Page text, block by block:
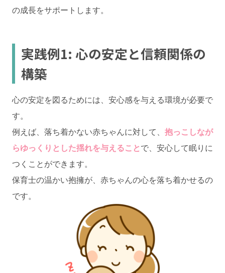
の成長をサポートします。
実践例1: 心の安定と信頼関係の
構築
心の安定を図るためには、安心感を与える環境が必要で
す。
例えば、落ち着かない赤ちゃんに対して、 抱っこしなが
らゆっくりとした揺れを与えることで、安心して眠りに
つくことができます。
保育士の温かい抱擁が、赤ちゃんの心を落ち着かせるの
です。